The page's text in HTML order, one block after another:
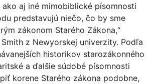
ako aj iné mimobiblické písomnosti
predstavujú niečo, čo by sme
zákonom Starého Zákona,“
z Newyorskej univerzity. Podľa
historikov starozákonného
a ďalšie súdobé písomnosti
korene Starého zákona podobne,